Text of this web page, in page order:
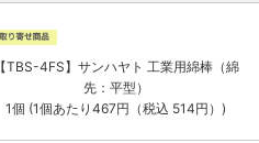
【TBS-4FS】サンハヤト 工業用綿棒（綿
先：平型）
1個 (1個あたり467円（税込 514円）)